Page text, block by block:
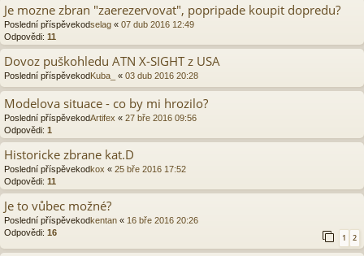
Je mozne zbran "zaerezervovat", popripade koupit dopredu?
Poslední příspěvekodselag « 07 dub 2016 12:49
Odpovědi: 11
Dovoz puškohledu ATN X-SIGHT z USA
Poslední příspěvekodKuba_ « 03 dub 2016 20:28
Modelova situace - co by mi hrozilo?
Poslední příspěvekodArtifex « 27 bře 2016 09:56
Odpovědi: 1
Historicke zbrane kat.D
Poslední příspěvekodkox « 25 bře 2016 17:52
Odpovědi: 11
Je to vůbec možné?
Poslední příspěvekodkentan « 16 bře 2016 20:26
Odpovědi: 16
1 2